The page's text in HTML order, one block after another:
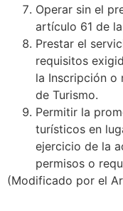
Operar sin el
artículo 61 de
Prestar el
requisitos
la Inscripción o
de Turismo.
Permitir la
turísticos en
ejercicio de la
permisos o
(Modificado por el